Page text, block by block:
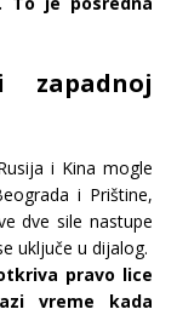
i Kina mogle
i Prištine,
dve sile nastupe
uključe u dijalog.
pravo lice
vreme kada